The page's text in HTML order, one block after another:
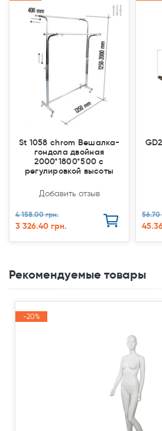
Акция
Акция
St 1058 chrom Вешалка-
гондола двойная
2000*1800*500 с
регулировкой высоты
Добавить отзыв
4 158.00 грн.
3 326.40 грн.
56.70
Рекомендуемые товары
-20%